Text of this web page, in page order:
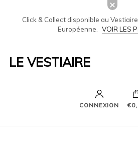
Click & Collect disponible au
Européenne.
VOIR LES
LE VESTIAIRE
CONNEXION